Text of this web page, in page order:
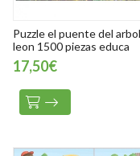
Puzzle el puente del
leon 1500 piezas educa
17,50€